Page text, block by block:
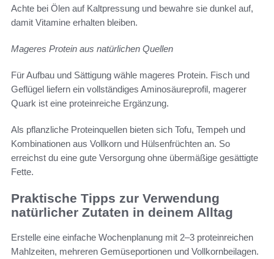
Achte bei Ölen auf Kaltpressung und bewahre sie dunkel auf,
damit Vitamine erhalten bleiben.
Mageres Protein aus natürlichen Quellen
Für Aufbau und Sättigung wähle mageres Protein. Fisch und
Geflügel liefern ein vollständiges Aminosäureprofil, magerer
Quark ist eine proteinreiche Ergänzung.
Als pflanzliche Proteinquellen bieten sich Tofu, Tempeh und
Kombinationen aus Vollkorn und Hülsenfrüchten an. So
erreichst du eine gute Versorgung ohne übermäßige gesättigte
Fette.
Praktische Tipps zur Verwendung
natürlicher Zutaten in deinem Alltag
Erstelle eine einfache Wochenplanung mit 2–3 proteinreichen
Mahlzeiten, mehreren Gemüseportionen und Vollkornbeilagen.